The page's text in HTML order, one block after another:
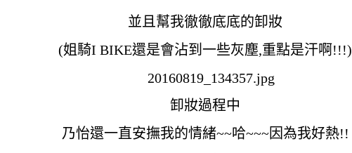
並且幫我徹徹底底的卸妝
(姐騎I BIKE還是會沾到一些灰塵,重點是汗啊!!!)
卸妝過程中
乃怡還一直安撫我的情緒~~哈~~~因為我好熱!!